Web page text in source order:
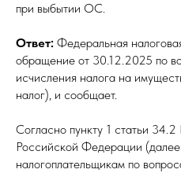
при выбытии ОС.
Ответ: Федеральная
обращение от 30.12.2025 по
исчисления налога на
налог), и сообщает.
Согласно пункту 1 статьи
Российской Федерации
налогоплательщикам по